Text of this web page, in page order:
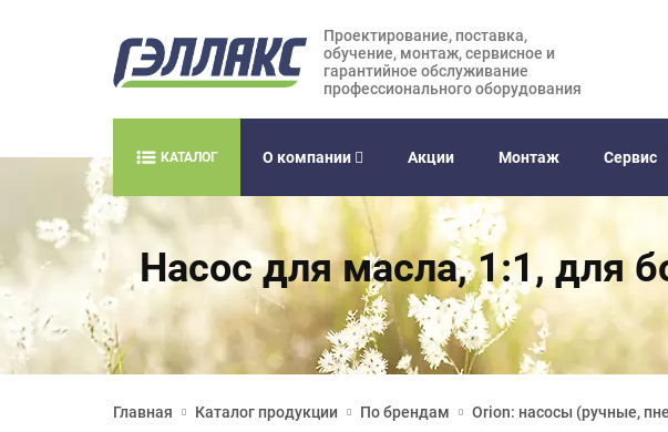
Проектирование, поставка,
обучение, монтаж, сервисное и
гарантийное обслуживание
профессионального оборудования
КАТАЛОГ О компании Акции Монтаж Сервис
Насос для масла, 1:1, для
Главная Каталог продукции По брендам Orion: насосы (ручные,